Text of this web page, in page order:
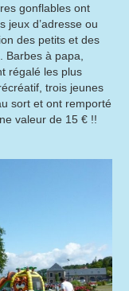
gonflables ont
jeux d’adresse ou
des petits et des
Barbes à papa,
régalé les plus
trois jeunes
sort et ont remporté
valeur de 15 € !!